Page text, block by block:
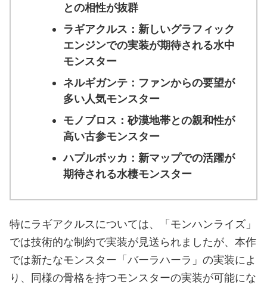
との相性が抜群
ラギアクルス：新しいグラフィック
エンジンでの実装が期待される水中
モンスター
ネルギガンテ：ファンからの要望が
多い人気モンスター
モノブロス：砂漠地帯との親和性が
高い古参モンスター
ハプルボッカ：新マップでの活躍が
期待される水棲モンスター
特にラギアクルスについては、「モンハンライズ」
では技術的な制約で実装が見送られましたが、本作
では新たなモンスター「バーラハーラ」の実装によ
り、同様の骨格を持つモンスターの実装が可能にな